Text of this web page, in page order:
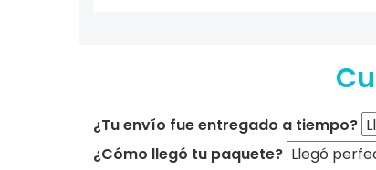
¿Tu envío fue entregado a tiempo?
¿Cómo llegó tu paquete?